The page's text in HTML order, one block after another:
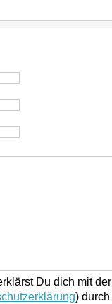
Du dich mit
)